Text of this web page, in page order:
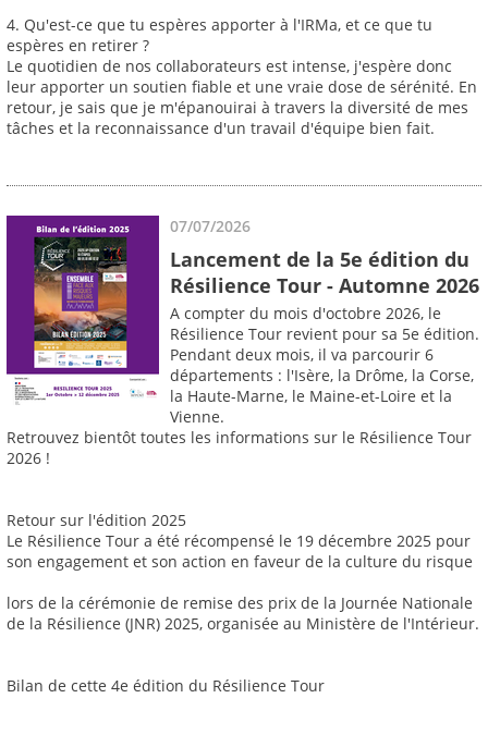
4. Qu'est-ce que tu espères apporter à l'IRMa, et ce que tu
espères en retirer ?
Le quotidien de nos collaborateurs est intense, j'espère donc
leur apporter un soutien fiable et une vraie dose de sérénité. En
retour, je sais que je m'épanouirai à travers la diversité de mes
tâches et la reconnaissance d'un travail d'équipe bien fait.
07/07/2026
Lancement de la 5e édition du
Résilience Tour - Automne 2026
A compter du mois d'octobre 2026, le
Résilience Tour revient pour sa 5e édition.
Pendant deux mois, il va parcourir 6
départements : l'Isère, la Drôme, la Corse,
la Haute-Marne, le Maine-et-Loire et la
Vienne.
Retrouvez bientôt toutes les informations sur le Résilience Tour
2026 !
Retour sur l'édition 2025
Le Résilience Tour a été récompensé le 19 décembre 2025 pour
son engagement et son action en faveur de la culture du risque
lors de la cérémonie de remise des prix de la Journée Nationale
de la Résilience (JNR) 2025, organisée au Ministère de l'Intérieur.
Bilan de cette 4e édition du Résilience Tour